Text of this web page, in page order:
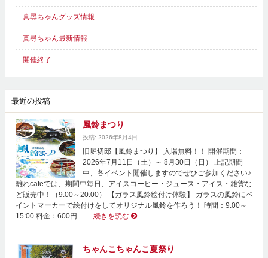
真尋ちゃんグッズ情報
真尋ちゃん最新情報
開催終了
最近の投稿
風鈴まつり
投稿: 2026年8月4日
旧堀切邸【風鈴まつり】 入場無料！！ 開催期間：
2026年7月11日（土）～ 8月30日（日） 上記期間
中、各イベント開催しますのでぜひご参加ください♪
離れcafeでは、期間中毎日、アイスコーヒー・ジュース・アイス・雑貨な
ど販売中！（9:00～20:00） 【ガラス風鈴絵付け体験】 ガラスの風鈴にペ
イントマーカーで絵付けをしてオリジナル風鈴を作ろう！ 時間：9:00～
15:00 料金：600円
…続きを読む
ちゃんこちゃんこ夏祭り